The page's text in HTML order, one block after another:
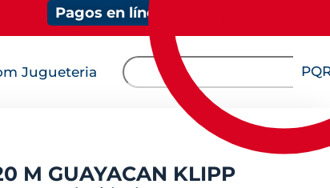
Pagos en línea
Jugueteria
M GUAYACAN KLIPP